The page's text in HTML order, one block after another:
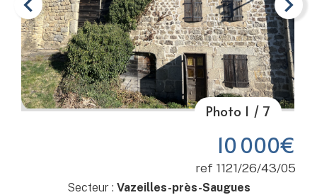
Photo 1 / 7
10 000€
ref 1121/26/43/05
Secteur : Vazeilles-près-Saugues